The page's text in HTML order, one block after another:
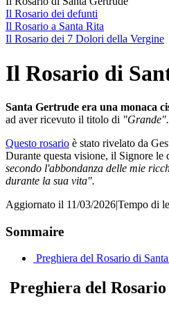
Il Rosario dei defunti
Il Rosario a Santa Rita
Il Rosario dei 7 Dolori della Vergine
Il Rosario di
Santa Gertrude era una monaca
ad aver ricevuto il titolo di "Grande".
Questo rosario è stato rivelato da
Durante questa visione, il Signore le
secondo l'abbondanza delle mie
durante la sua vita".
Aggiornato il 11/03/2026|Tempo di
Sommaire
Preghiera del Rosario di
Preghiera del